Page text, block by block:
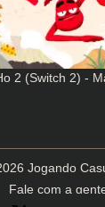
2 (Switch 2) -
Jogando
Fale com a